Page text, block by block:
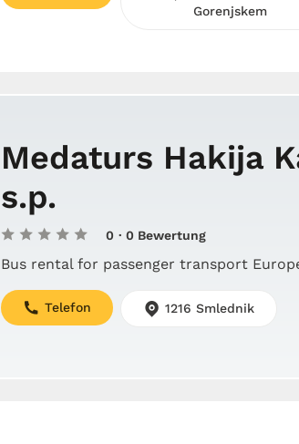
Gorenjskem
Medaturs Hakija
s.p.
0 · 0 Bewertung
Bus rental for passenger transport
Telefon 1216 Smlednik